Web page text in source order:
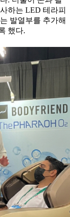
하는 LED 테라피
발열부를 추가해
했다.